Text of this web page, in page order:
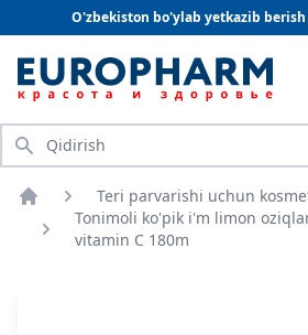
O'zbekiston bo'ylab yetkazib berish
Qidirish
Bosh sahifa
Teri parvarishi uchun
Tonimoli ko'pik i'm limon
vitamin C 180m